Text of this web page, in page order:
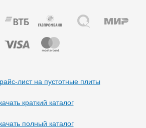
лист на пустотные плиты
краткий каталог
полный каталог